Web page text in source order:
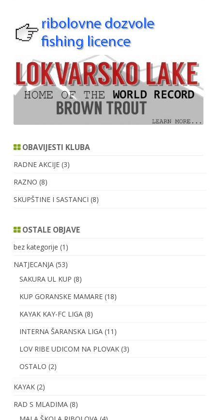
OBAVIJESTI KLUBA
RADNE AKCIJE (3)
RAZNO (8)
SKUPŠTINE I SASTANCI (8)
OSTALE OBJAVE
bez kategorije (1)
NATJECANJA (53)
SAKURA UL KUP (8)
KUP GORANSKE MAMARE (18)
KAYAK KAY-FC LIGA (8)
INTERNA ŠARANSKA LIGA (11)
LOV RIBE UDICOM NA PLOVAK (3)
OSTALO (2)
KAYAK (2)
RAD S MLADIMA (8)